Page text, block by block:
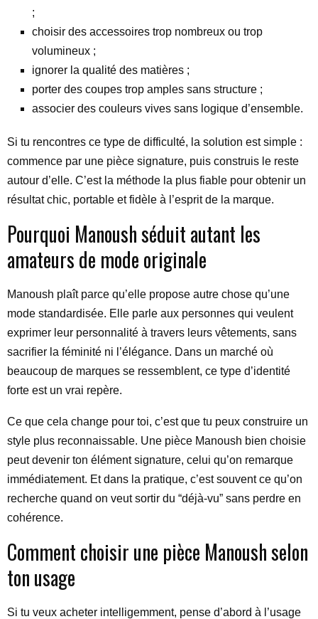
;
choisir des accessoires trop nombreux ou trop
volumineux ;
ignorer la qualité des matières ;
porter des coupes trop amples sans structure ;
associer des couleurs vives sans logique d’ensemble.
Si tu rencontres ce type de difficulté, la solution est simple :
commence par une pièce signature, puis construis le reste
autour d’elle. C’est la méthode la plus fiable pour obtenir un
résultat chic, portable et fidèle à l’esprit de la marque.
Pourquoi Manoush séduit autant les
amateurs de mode originale
Manoush plaît parce qu’elle propose autre chose qu’une
mode standardisée. Elle parle aux personnes qui veulent
exprimer leur personnalité à travers leurs vêtements, sans
sacrifier la féminité ni l’élégance. Dans un marché où
beaucoup de marques se ressemblent, ce type d’identité
forte est un vrai repère.
Ce que cela change pour toi, c’est que tu peux construire un
style plus reconnaissable. Une pièce Manoush bien choisie
peut devenir ton élément signature, celui qu’on remarque
immédiatement. Et dans la pratique, c’est souvent ce qu’on
recherche quand on veut sortir du “déjà-vu” sans perdre en
cohérence.
Comment choisir une pièce Manoush selon
ton usage
Si tu veux acheter intelligemment, pense d’abord à l’usage